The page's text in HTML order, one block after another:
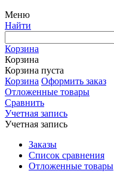
Меню
Найти
Корзина
Корзина
Корзина пуста
Корзина Оформить заказ
Отложенные товары
Сравнить
Учетная запись
Учетная запись
Заказы
Список сравнения
Отложенные товары